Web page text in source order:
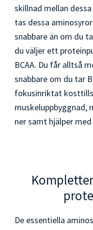
skillnad mellan
tas dessa
snabbare än om du
du väljer ett
BCAA. Du får alltså
snabbare om du tar
fokusinriktat
muskeluppbyggnad,
ner samt hjälper
De essentiella